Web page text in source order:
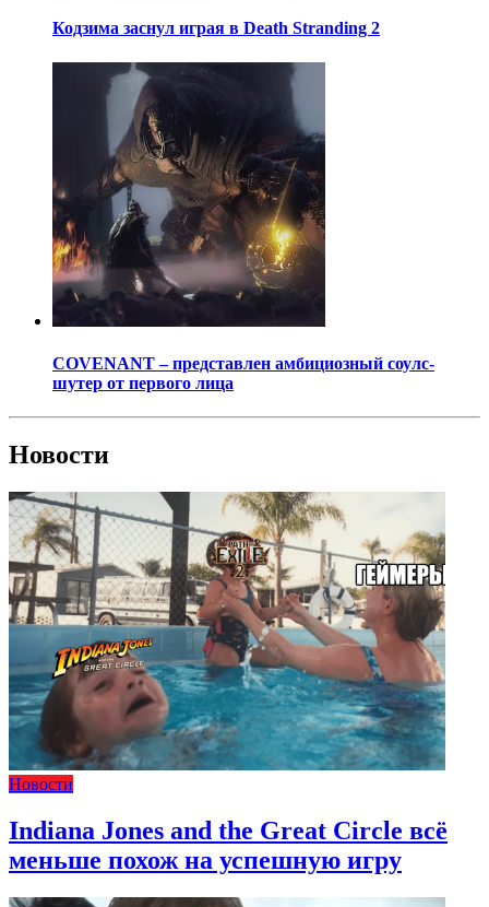
Кодзима заснул играя в Death Stranding 2
COVENANT – представлен амбициозный соулс-
шутер от первого лица
Новости
Новости
Indiana Jones and the Great Circle всё
меньше похож на успешную игру